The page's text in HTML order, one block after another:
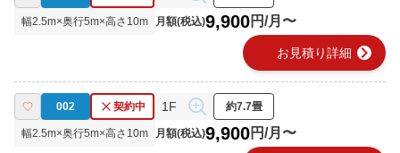
幅2.5m×奥行5m×高さ 10m 月額(税込)9,900円/月〜
お見積り詳細 chevron_right
002 契約中 1F 約7.7畳
幅2.5m×奥行5m×高さ 10m 月額(税込)9,900円/月〜